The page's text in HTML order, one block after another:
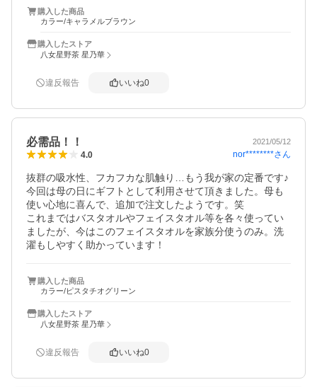
購入した商品
カラー/キャラメルブラウン
購入したストア
八女星野茶 星乃華
違反報告 いいね0
必需品！！ 2021/05/12
4.0 nor********さん
抜群の吸水性、フカフカな肌触り…もう我が家の定番です♪
今回は母の日にギフトとして利用させて頂きました。母も
使い心地に喜んで、追加で注文したようです。笑
これまではバスタオルやフェイスタオル等を各々使ってい
ましたが、今はこのフェイスタオルを家族分使うのみ。洗
濯もしやすく助かっています！
購入した商品
カラー/ピスタチオグリーン
購入したストア
八女星野茶 星乃華
違反報告 いいね0